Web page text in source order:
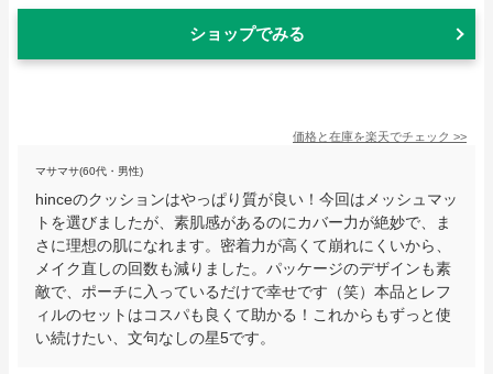
ショップでみる
価格と在庫を楽天でチェック >>
マサマサ(60代・男性)
hinceのクッションはやっぱり質が良い！今回はメッシュマッ
トを選びましたが、素肌感があるのにカバー力が絶妙で、ま
さに理想の肌になれます。密着力が高くて崩れにくいから、
メイク直しの回数も減りました。パッケージのデザインも素
敵で、ポーチに入っているだけで幸せです（笑）本品とレフ
ィルのセットはコスパも良くて助かる！これからもずっと使
い続けたい、文句なしの星5です。